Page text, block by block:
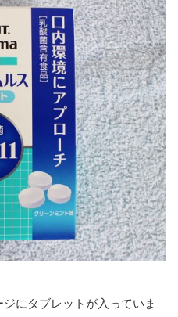
にタブレットが入っていま